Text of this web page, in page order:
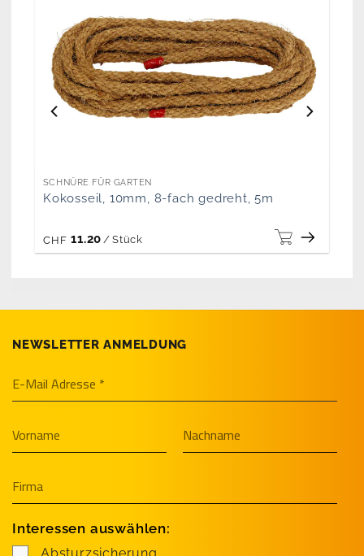
SCHNÜRE FÜR GARTEN
Kokosseil, 10mm, 8-fach gedreht, 5m
CHF 11.20 / Stück
NEWSLETTER ANMELDUNG
Interessen auswählen: